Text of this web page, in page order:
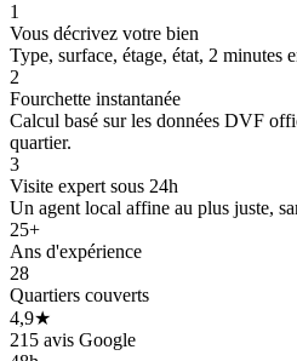
1
Vous décrivez votre bien
Type, surface, étage, état, 2 minutes
2
Fourchette instantanée
Calcul basé sur les données DVF
quartier.
3
Visite expert sous 24h
Un agent local affine au plus juste,
25+
Ans d'expérience
28
Quartiers couverts
4,9★
215 avis Google